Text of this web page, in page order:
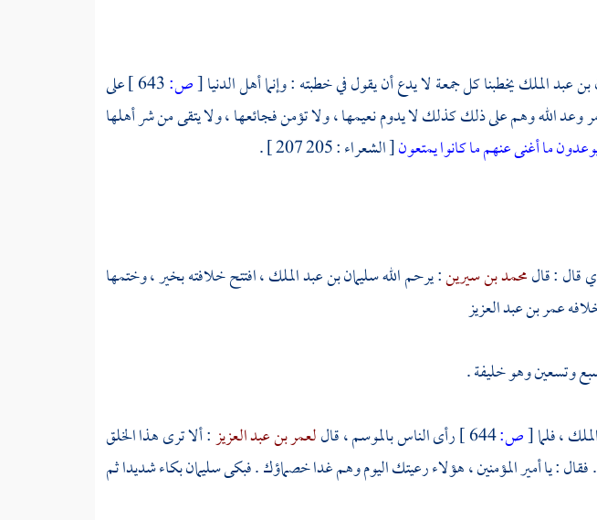
بن عبد الملكيخطبنا كل جمعة لا يدع أن يقول في خطبته : وإنما أهل الدنيا[ص:
على
وعد الله وهم على ذلك كذلك لا يدوم نعيمها ، ولا تؤمن فجائعها ، ولا يتقى من شر أهلها
ما أغنى عنهم ما كانوا يمتعون[ الشعراء : 205 207 ] .
قال : قالمحمد بن سيرين: يرحم اللهسليمان بن عبد الملك ،افتتح خلافته بخير ، وختمها
عمر بن عبد العزيز
وتسعين وهو خليفة .
،فلما[ص:644 ] رأى الناس بالموسم ، قاللعمر بن عبد العزيز: ألا ترى هذا الخلق
: يا أمير المؤمنين ، هؤلاء رعيتك اليوم وهم غدا خصماؤك . فبكىسليمانبكاء شديدا ثم